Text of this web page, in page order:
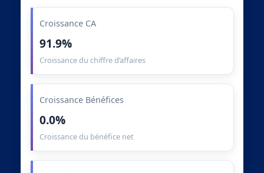
Croissance CA
91.9%
Croissance du chiffre d’affaires
Croissance Bénéfices
0.0%
Croissance du bénéfice net